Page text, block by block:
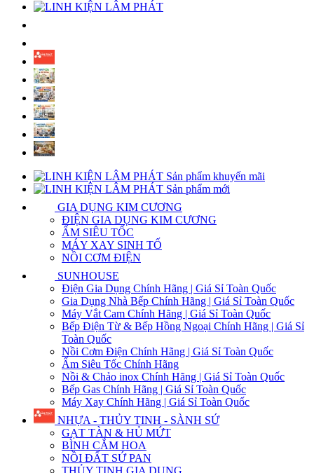
Sản phẩm khuyến mãi
Sản phẩm mới
GIA DỤNG KIM CƯƠNG
ĐIỆN GIA DỤNG KIM CƯƠNG
ẤM SIÊU TỐC
MÁY XAY SINH TỐ
NỒI CƠM ĐIỆN
SUNHOUSE
Điện Gia Dụng Chính Hãng | Giá Sỉ Toàn Quốc
Gia Dụng Nhà Bếp Chính Hãng | Giá Sỉ Toàn Quốc
Máy Vắt Cam Chính Hãng | Giá Sỉ Toàn Quốc
Bếp Điện Từ & Bếp Hồng Ngoại Chính Hãng | Giá Sỉ
Toàn Quốc
Nồi Cơm Điện Chính Hãng | Giá Sỉ Toàn Quốc
Ấm Siêu Tốc Chính Hãng
Nồi & Chảo inox Chính Hãng | Giá Sỉ Toàn Quốc
Bếp Gas Chính Hãng | Giá Sỉ Toàn Quốc
Máy Xay Chính Hãng | Giá Sỉ Toàn Quốc
NHỰA - THỦY TINH - SÀNH SỨ
GẠT TÀN & HỦ MỨT
BÌNH CẮM HOA
NỒI ĐẤT SỨ PAN
THỦY TINH GIA DỤNG